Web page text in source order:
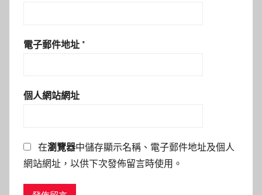
電子郵件地址 *
個人網站網址
在瀏覽器中儲存顯示名稱、電子郵件地址及個人
網站網址，以供下次發佈留言時使用。